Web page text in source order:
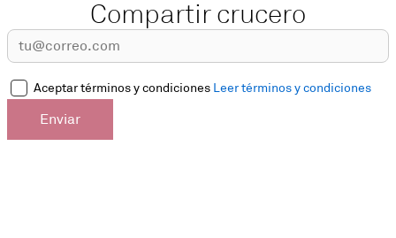
Compartir crucero
Aceptar términos y condiciones Leer términos y condiciones
Enviar